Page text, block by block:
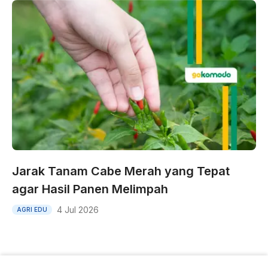
Jarak Tanam Cabe Merah yang Tepat
agar Hasil Panen Melimpah
AGRI EDU 4 Jul 2026